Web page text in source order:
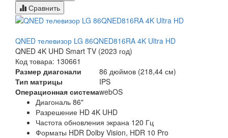
Сравнить
QNED телевизор LG 86QNED816RA 4K Ultra HD
QNED 4K UHD Smart TV (2023 год)
Код товара: 130661
Размер диагонали
86 дюймов (218,44 см)
Тип матрицы
IPS
Операционная системаwebOS
Диагональ 86"
Разрешение HD 4K UHD
Частота обновления экрана 120 Гц
Форматы HDR Dolby Vision, HDR 10 Pro